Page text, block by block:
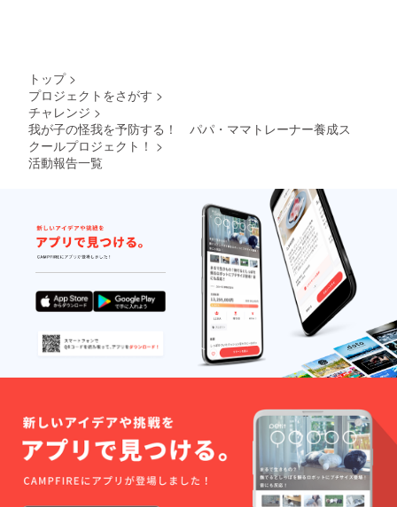
トップ >
プロジェクトをさがす >
チャレンジ >
我が子の怪我を予防する！ パパ・ママトレーナー養成ス
クールプロジェクト！ >
活動報告一覧